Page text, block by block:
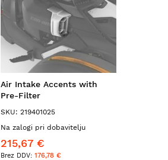
Air Intake Accents with
Pre-Filter
SKU: 219401025
Na zalogi pri dobavitelju
215,67 €
176,78 €